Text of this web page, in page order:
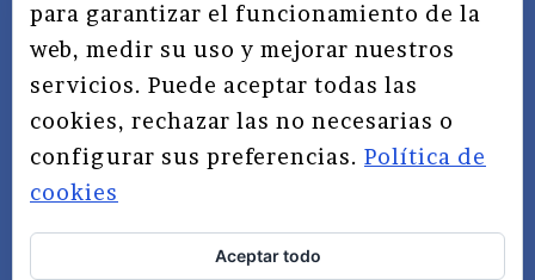
Privacidad, redes sociales y educación
3 septiembre, 2019
para garantizar el funcionamiento de la
web, medir su uso y mejorar nuestros
servicios. Puede aceptar todas las
cookies, rechazar las no necesarias o
configurar sus preferencias. Política de
cookies
Aceptar todo